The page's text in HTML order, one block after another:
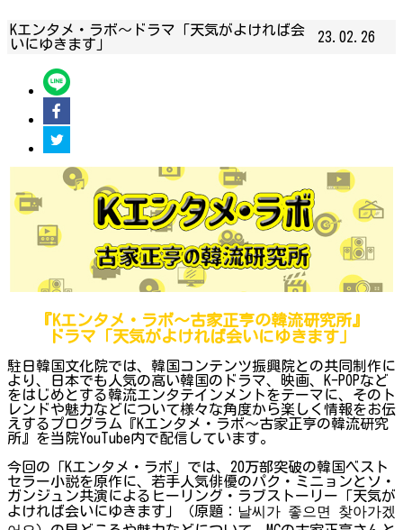
Kエンタメ・ラボ～ドラマ「天気がよければ会
いにゆきます」
23.02.26
『Kエンタメ・ラボ～古家正亨の韓流研究所』
ドラマ「天気がよければ会いにゆきます」
駐日韓国文化院では、韓国コンテンツ振興院との共同制作に
より、日本でも人気の高い韓国のドラマ、映画、K-POPなど
をはじめとする韓流エンタテインメントをテーマに、そのト
レンドや魅力などについて様々な角度から楽しく情報をお伝
えするプログラム『Kエンタメ・ラボ～古家正亨の韓流研究
所』を当院YouTube内で配信しています。
今回の「Kエンタメ・ラボ」では、20万部突破の韓国ベスト
セラー小説を原作に、若手人気俳優のパク・ミニョンとソ・
ガンジュン共演によるヒーリング・ラブストーリー「天気が
よければ会いにゆきます」（原題：날씨가 좋으면 찾아가겠